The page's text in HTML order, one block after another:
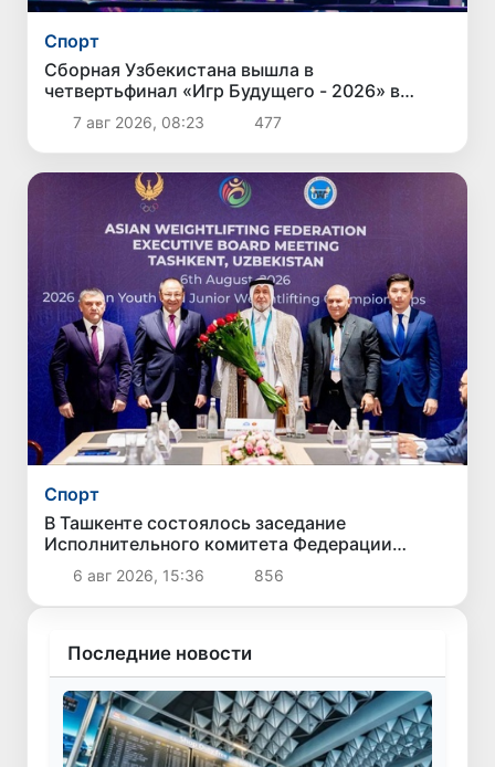
Спорт
Сборная Узбекистана вышла в
четвертьфинал «Игр Будущего - 2026» в
Астане
7 авг 2026, 08:23 477
Спорт
В Ташкенте состоялось заседание
Исполнительного комитета Федерации
тяжелой атлетики Азии
6 авг 2026, 15:36 856
Последние новости